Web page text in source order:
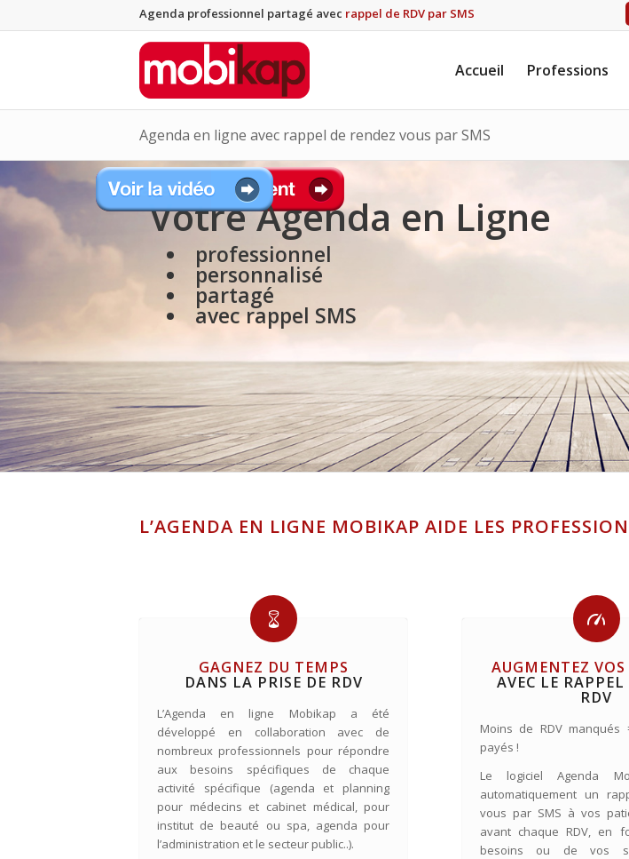
Agenda professionnel partagé avec rappel de RDV par SMS
Accueil Professions
Agenda en ligne avec rappel de rendez vous par SMS
Votre Agenda en Ligne
professionnel
personnalisé
partagé
avec rappel SMS
L’AGENDA EN LIGNE MOBIKAP AIDE LES
GAGNEZ DU TEMPS
DANS LA PRISE DE RDV
L’Agenda en ligne Mobikap a été
développé en collaboration avec de
nombreux professionnels pour répondre
aux besoins spécifiques de chaque
activité spécifique (agenda et planning
pour médecins et cabinet médical, pour
institut de beauté ou spa, agenda pour
l’administration et le secteur public..).
AUGMENTEZ VOS
AVEC LE RAPPEL
RDV
Moins de RDV manqués
payés !
Le logiciel Agenda
automatiquement un
vous par SMS à vos
avant chaque RDV, en
besoins ou de vos